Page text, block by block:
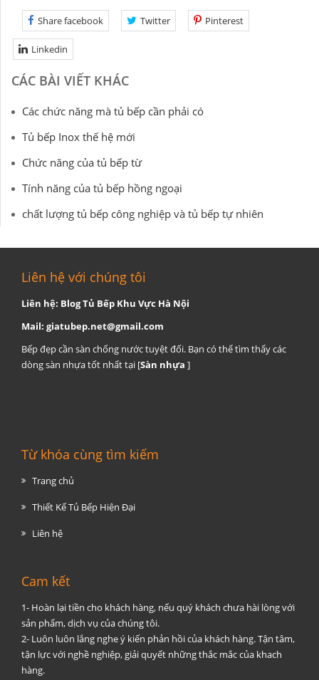
Share facebook Twitter Pinterest
Linkedin
CÁC BÀI VIẾT KHÁC
Các chức năng mà tủ bếp cần phải có
Tủ bếp Inox thế hệ mới
Chức năng của tủ bếp từ
Tính năng của tủ bếp hồng ngoại
chất lượng tủ bếp công nghiệp và tủ bếp tự nhiên
Liên hệ với chúng tôi
Liên hệ: Blog Tủ Bếp Khu Vực Hà Nội
Mail: giatubep.net@gmail.com
Bếp đẹp cần sàn chống nước tuyệt đối. Bạn có thể tìm thấy các
dòng sàn nhựa tốt nhất tại [Sàn nhựa ]
Từ khóa cùng tìm kiếm
Trang chủ
Thiết Kế Tủ Bếp Hiện Đại
Liên hệ
Cam kết
1- Hoàn lại tiền cho khách hàng, nếu quý khách chưa hài lòng với
sản phẩm, dịch vụ của chúng tôi.
2- Luôn luôn lắng nghe ý kiến phản hồi của khách hàng. Tận tâm,
tận lực với nghề nghiệp, giải quyết những thắc mắc của khach
hàng.